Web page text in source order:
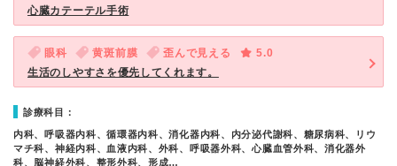
心臓カテーテル手術
眼科 黄斑前膜 歪んで見える
5.0
生活のしやすさを優先してくれます。
診療科目：
内科、呼吸器内科、循環器内科、消化器内科、内分泌代謝科、糖尿病科、リウ
マチ科、神経内科、血液内科、外科、呼吸器外科、心臓血管外科、消化器外
科、脳神経外科、整形外科、形成…